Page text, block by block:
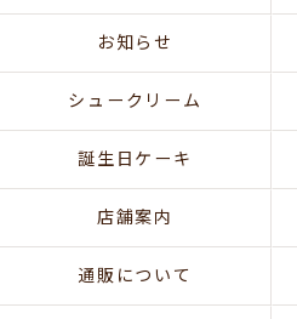
お知らせ
シュークリーム
誕生日ケーキ
店舗案内
通販について